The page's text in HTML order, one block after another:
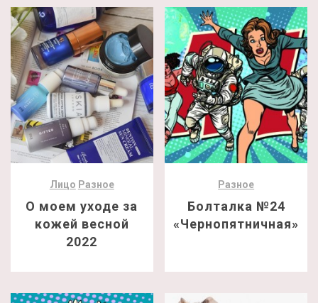
Лицо Разное
О моем уходе за
кожей весной
2022
Разное
Болталка №24
«Чернопятничная»